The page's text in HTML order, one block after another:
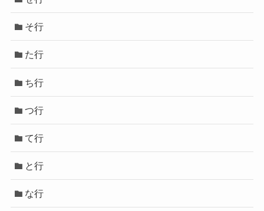
そ行
た行
ち行
つ行
て行
と行
な行